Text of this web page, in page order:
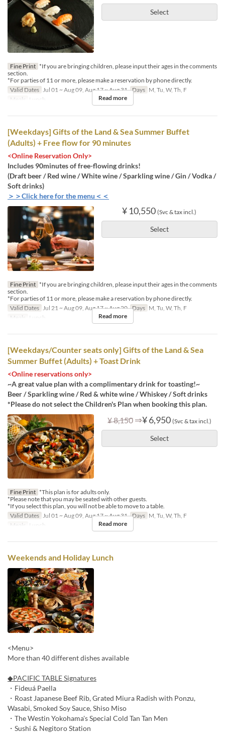
Select
Fine Print *If you are bringing children, please input their ages in the comments
section.
*For parties of 11 or more, please make a reservation by phone directly.
Valid Dates Jul 01 ~ Aug 09, Aug 17 ~ Aug 31 Days M, Tu, W, Th, F
Meals
Lunch Read more
[Weekdays] Gifts of the Land & Sea Summer Buffet
(Adults) + Free flow for 90 minutes
<Online Reservation Only>
Includes 90minutes of free-flowing drinks!
(Draft beer / Red wine / White wine / Sparkling wine / Gin / Vodka /
Soft drinks)
＞＞Click here for the menu＜＜
¥ 10,550 (Svc & tax incl.)
Select
Fine Print *If you are bringing children, please input their ages in the comments
section.
*For parties of 11 or more, please make a reservation by phone directly.
Valid Dates
Jul 21 ~ Aug 09, Aug 17 ~ Aug 20 Days M, Tu, W, Th, F
Meals
Lunch Read more
[Weekdays/Counter seats only] Gifts of the Land & Sea
Summer Buffet (Adults) + Toast Drink
<Online reservations only>
~A great value plan with a complimentary drink for toasting!~
Beer / Sparkling wine / Red & white wine / Whiskey / Soft drinks
*Please do not select the Children's Plan when booking this plan.
¥ 8,150 ⇒¥ 6,950 (Svc & tax incl.)
Select
Fine Print *This plan is for adults only.
*Please note that you may be seated with other guests.
*If you select this plan, you will not be able to move to a table.
Valid Dates Jul 01 ~ Aug 09, Aug 17 ~ Aug 31 Days M, Tu, W, Th, F
Meals
Lunch Read more
Weekends and Holiday Lunch
<Menu>
More than 40 different dishes available
◆PACIFIC TABLE Signatures
・Fideuá Paella
・Roast Japanese Beef Rib, Grated Miura Radish with Ponzu,
Wasabi, Smoked Soy Sauce, Shiso Miso
・The Westin Yokohama's Special Cold Tan Tan Men
・Sushi & Negitoro Station